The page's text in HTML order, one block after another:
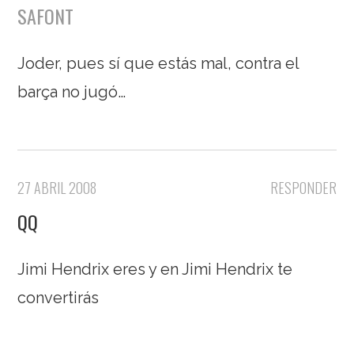
SAFONT
Joder, pues sí que estás mal, contra el
barça no jugó…
RESPONDER
27 ABRIL 2008
QQ
Jimi Hendrix eres y en Jimi Hendrix te
convertirás